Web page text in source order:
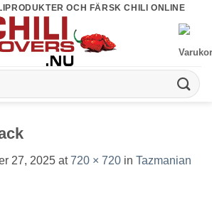
OCH FÄRSK CHILI ONLINE
27, 2025 at720 × 720 in Tazmanian